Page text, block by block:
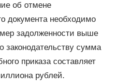
об отмене
документа необходимо
задолженности выше
законодательству сумма
приказа составляет
рублей.